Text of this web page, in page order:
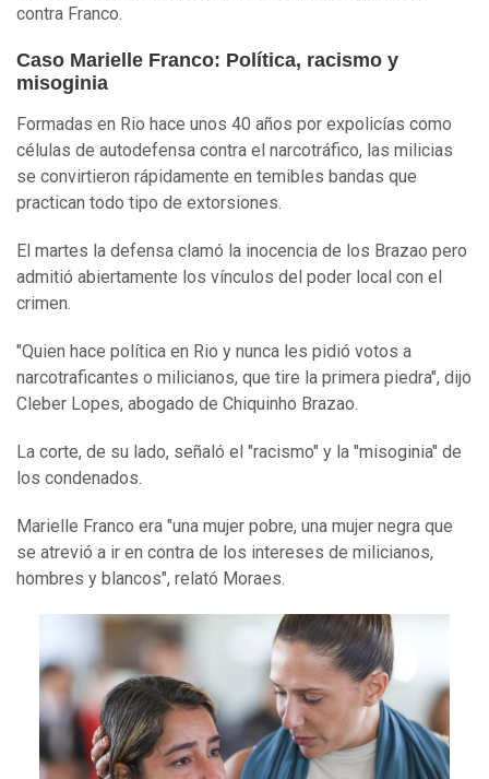
contra Franco.
Caso Marielle Franco: Política, racismo y
misoginia
Formadas en Rio hace unos 40 años por expolicías como
células de autodefensa contra el narcotráfico, las milicias
se convirtieron rápidamente en temibles bandas que
practican todo tipo de extorsiones.
El martes la defensa clamó la inocencia de los Brazao pero
admitió abiertamente los vínculos del poder local con el
crimen.
"Quien hace política en Rio y nunca les pidió votos a
narcotraficantes o milicianos, que tire la primera piedra", dijo
Cleber Lopes, abogado de Chiquinho Brazao.
La corte, de su lado, señaló el "racismo" y la "misoginia" de
los condenados.
Marielle Franco era "una mujer pobre, una mujer negra que
se atrevió a ir en contra de los intereses de milicianos,
hombres y blancos", relató Moraes.